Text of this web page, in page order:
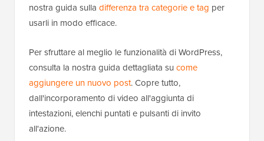
nostra guida sulla differenza tra categorie e tag per
usarli in modo efficace.
Per sfruttare al meglio le funzionalità di WordPress,
consulta la nostra guida dettagliata su come
aggiungere un nuovo post. Copre tutto,
dall'incorporamento di video all'aggiunta di
intestazioni, elenchi puntati e pulsanti di invito
all'azione.